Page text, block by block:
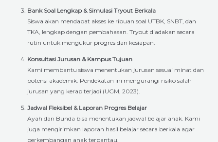
Bank Soal Lengkap & Simulasi Tryout Berkala
Siswa akan mendapat akses ke ribuan soal UTBK, SNBT, dan
TKA, lengkap dengan pembahasan. Tryout diadakan secara
rutin untuk mengukur progres dan kesiapan.
Konsultasi Jurusan & Kampus Tujuan
Kami membantu siswa menentukan jurusan sesuai minat dan
potensi akademik. Pendekatan ini mengurangi risiko salah
jurusan yang kerap terjadi (UGM, 2023).
Jadwal Fleksibel & Laporan Progres Belajar
Ayah dan Bunda bisa menentukan jadwal belajar anak. Kami
juga mengirimkan laporan hasil belajar secara berkala agar
perkembangan anak terpantau.